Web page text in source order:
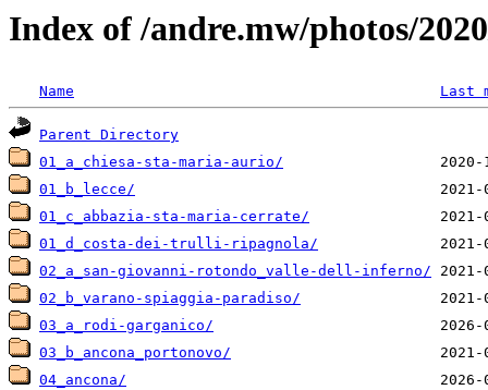
Index of /andre.mw/photos/
Name Last
Parent Directory
01_a_chiesa-sta-maria-aurio/
01_b_lecce/
01_c_abbazia-sta-maria-cerrate/
01_d_costa-dei-trulli-ripagnola/
02_a_san-giovanni-rotondo_valle-dell-inferno/
02_b_varano-spiaggia-paradiso/
03_a_rodi-garganico/
03_b_ancona_portonovo/
04_ancona/